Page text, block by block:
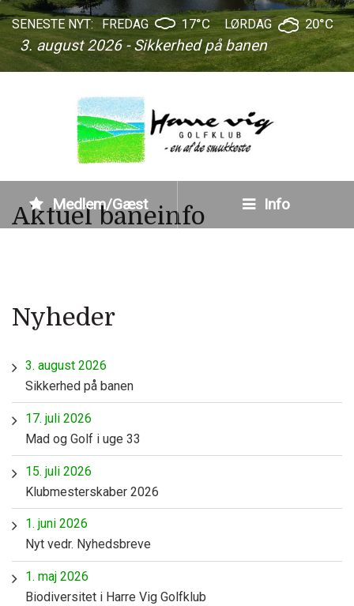
SENESTE NYT:
3. august 2026 - Sikkerhed på banen
FREDAG 17°C LØRDAG 20°C
Medlem/Gæst Info
Aktuel baneinfo
Nyheder
3. august 2026
Sikkerhed på banen
17. juli 2026
Mad og Golf i uge 33
15. juli 2026
Klubmesterskaber 2026
1. juni 2026
Nyt vedr. Nyhedsbreve
1. maj 2026
Biodiversitet i Harre Vig Golfklub